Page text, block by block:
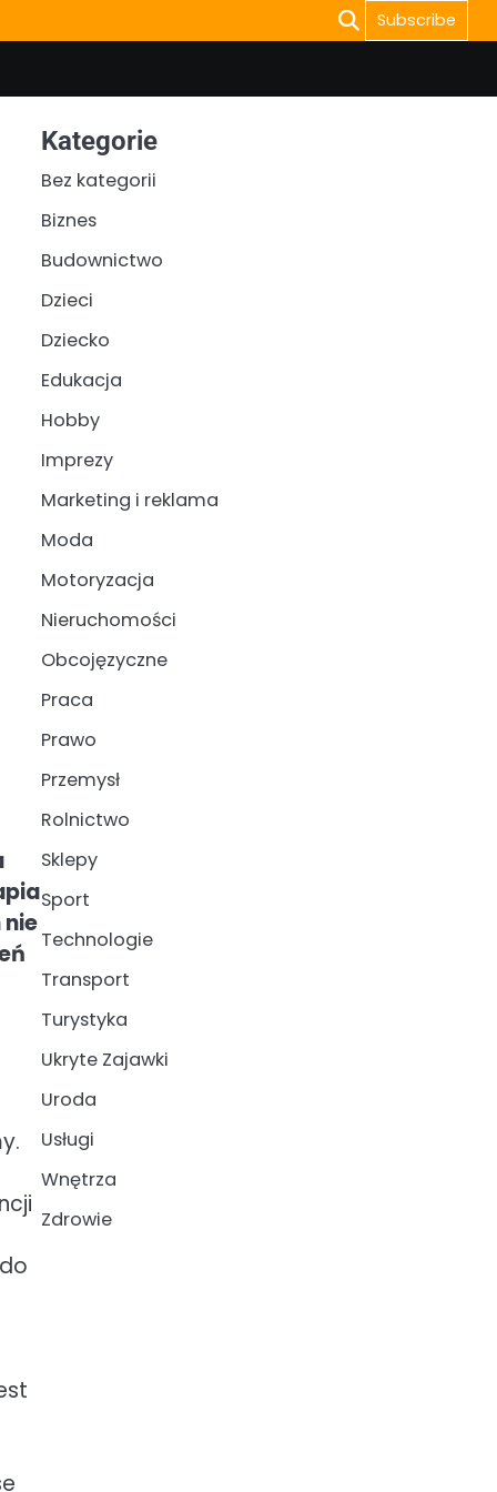
Subscribe
Kategorie
Bez kategorii
Biznes
Budownictwo
Dzieci
Dziecko
Edukacja
Hobby
Imprezy
Marketing i reklama
Moda
Motoryzacja
Nieruchomości
Obcojęzyczne
Praca
Prawo
Przemysł
Rolnictwo
Sklepy
Sport
Technologie
Transport
Turystyka
Ukryte Zajawki
Uroda
Usługi
Wnętrza
Zdrowie